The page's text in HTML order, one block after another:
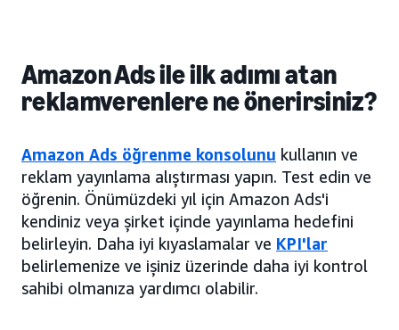
Amazon Ads ile ilk adımı atan
reklamverenlere ne önerirsiniz?
Amazon Ads öğrenme konsolunu kullanın ve
reklam yayınlama alıştırması yapın. Test edin ve
öğrenin. Önümüzdeki yıl için Amazon Ads'i
kendiniz veya şirket içinde yayınlama hedefini
belirleyin. Daha iyi kıyaslamalar ve KPI'lar
belirlemenize ve işiniz üzerinde daha iyi kontrol
sahibi olmanıza yardımcı olabilir.